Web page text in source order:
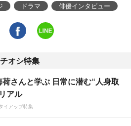
ドラマ 俳優インタビュー
オシ特集
荷さんと学ぶ 日常に潜む“人身取
アル
イアップ特集